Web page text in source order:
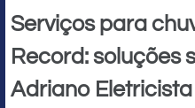
Serviços para
Record: soluções
Adriano Eletricista